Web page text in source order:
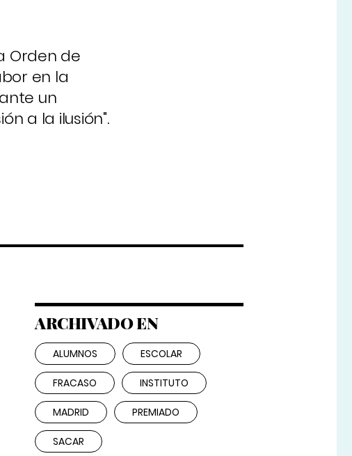
Orden de
en la
un
a la ilusión".
ARCHIVADO EN
ALUMNOS ESCOLAR
FRACASO INSTITUTO
MADRID PREMIADO
SACAR